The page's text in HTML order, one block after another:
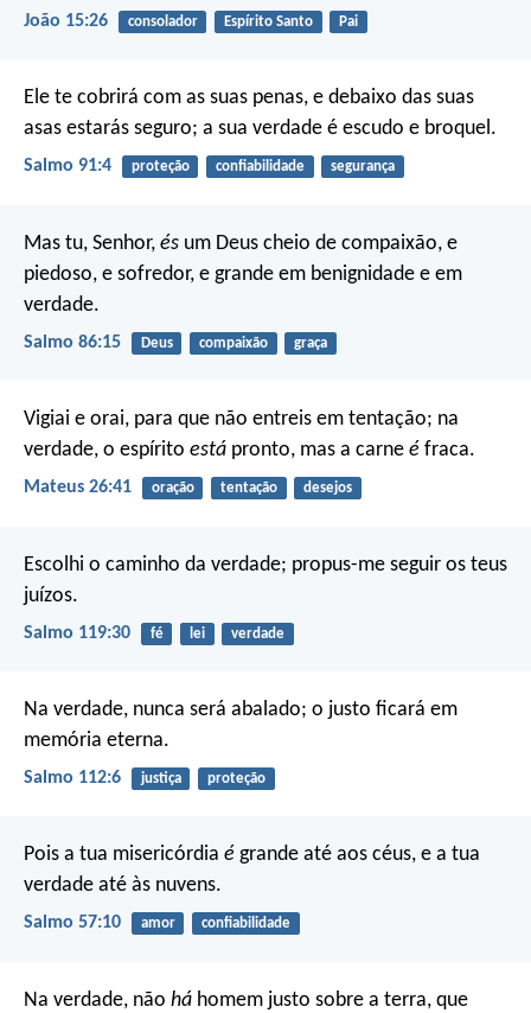
João 15:26 consolador Espírito Santo Pai
Ele te cobrirá com as suas penas, e debaixo das suas
asas estarás seguro; a sua verdade é escudo e broquel.
Salmo 91:4 proteção confiabilidade segurança
Mas tu, Senhor, és um Deus cheio de compaixão, e
piedoso, e sofredor, e grande em benignidade e em
verdade.
Salmo 86:15 Deus compaixão graça
Vigiai e orai, para que não entreis em tentação; na
verdade, o espírito está pronto, mas a carne é fraca.
Mateus 26:41 oração tentação desejos
Escolhi o caminho da verdade; propus-me seguir os teus
juízos.
Salmo 119:30 fé lei verdade
Na verdade, nunca será abalado; o justo ficará em
memória eterna.
Salmo 112:6 justiça proteção
Pois a tua misericórdia é grande até aos céus, e a tua
verdade até às nuvens.
Salmo 57:10 amor confiabilidade
Na verdade, não há homem justo sobre a terra, que